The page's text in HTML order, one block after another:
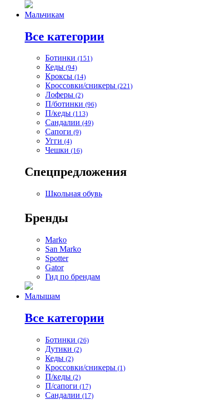
Мальчикам
Все категории
Ботинки (151)
Кеды (94)
Кроксы (14)
Кроссовки/сникеры (221)
Лоферы (2)
П/ботинки (96)
П/кеды (113)
Сандалии (49)
Сапоги (9)
Угги (4)
Чешки (16)
Спецпредложения
Школьная обувь
Бренды
Marko
San Marko
Spotter
Gator
Гид по брендам
Малышам
Все категории
Ботинки (26)
Дутики (2)
Кеды (2)
Кроссовки/сникеры (1)
П/кеды (2)
П/сапоги (17)
Сандалии (17)